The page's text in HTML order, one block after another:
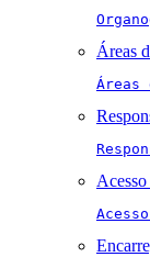
Áreas
Áreas